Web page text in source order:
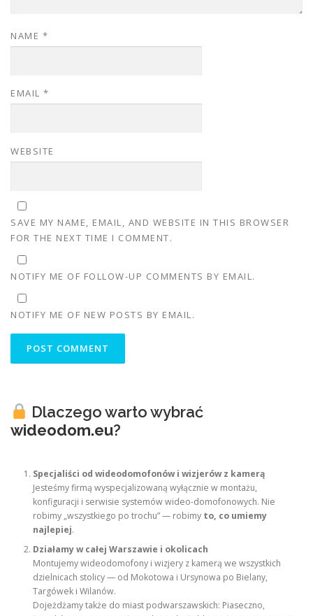
NAME *
EMAIL *
WEBSITE
SAVE MY NAME, EMAIL, AND WEBSITE IN THIS BROWSER
FOR THE NEXT TIME I COMMENT.
NOTIFY ME OF FOLLOW-UP COMMENTS BY EMAIL.
NOTIFY ME OF NEW POSTS BY EMAIL.
Dlaczego warto wybrać
wideodom.eu?
Specjaliści od wideodomofonów i wizjerów z kamerą
Jesteśmy firmą wyspecjalizowaną wyłącznie w montażu,
konfiguracji i serwisie systemów wideo-domofonowych. Nie
robimy „wszystkiego po trochu” — robimy to, co umiemy
najlepiej.
Działamy w całej Warszawie i okolicach
Montujemy wideodomofony i wizjery z kamerą we wszystkich
dzielnicach stolicy — od Mokotowa i Ursynowa po Bielany,
Targówek i Wilanów.
Dojeżdżamy także do miast podwarszawskich: Piaseczno,